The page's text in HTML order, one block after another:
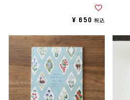
¥ 650 税込